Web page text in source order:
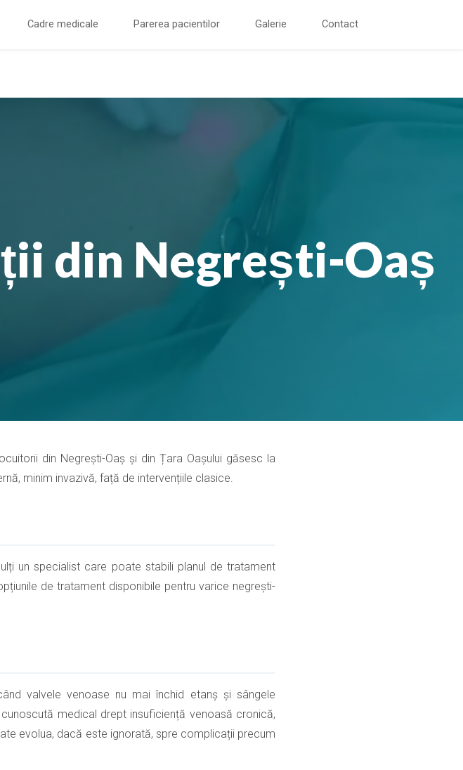
Cadre medicale Parerea pacientilor Galerie Contact
din Negrești-Oaș
din Negrești-Oaș și din Țara Oașului găsesc la
minim invazivă, față de intervențiile clasice.
un specialist care poate stabili planul de tratament
de tratament disponibile pentru varice negrești-
valvele venoase nu mai închid etanș și sângele
medical drept insuficiență venoasă cronică,
evolua, dacă este ignorată, spre complicații precum